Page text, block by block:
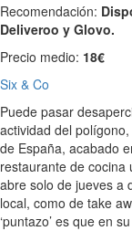
Recomendación:
Deliveroo y Glovo.
Precio medio: 18€
Six & Co
Puede pasar
actividad del
de España, acabado
restaurante de cocina
abre solo de jueves a
local, como de take
‘puntazo’ es que en